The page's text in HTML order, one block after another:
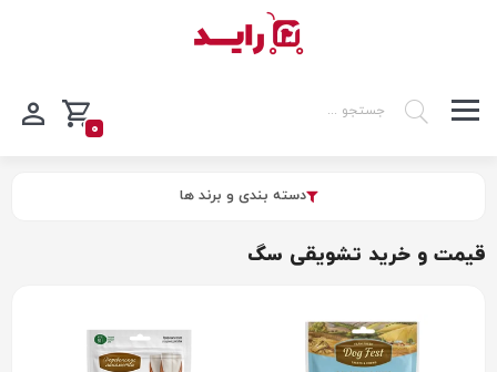
0
دسته بندی و برند ها
قیمت و خرید تشویقی سگ